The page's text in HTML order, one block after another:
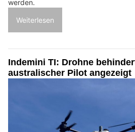
werden.
Weiterlesen
Indemini TI: Drohne
australischer Pilot angezeigt